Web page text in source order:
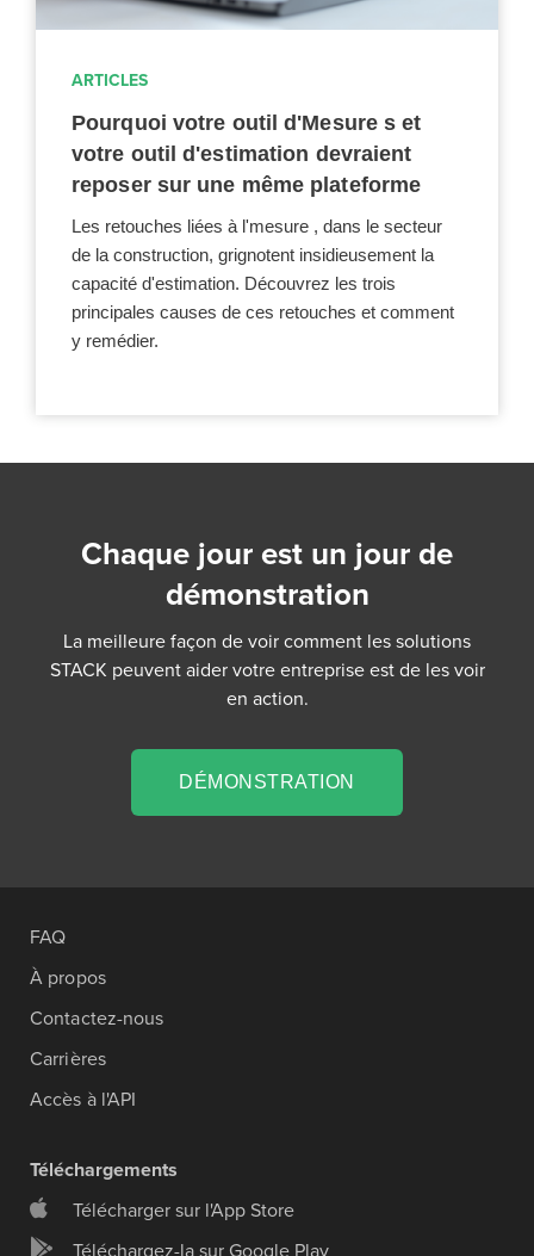
ARTICLES
Pourquoi votre outil d'Mesure s et
votre outil d'estimation devraient
reposer sur une même plateforme
Les retouches liées à l'mesure , dans le secteur
de la construction, grignotent insidieusement la
capacité d'estimation. Découvrez les trois
principales causes de ces retouches et comment
y remédier.
Chaque jour est un jour de
démonstration
La meilleure façon de voir comment les solutions
STACK peuvent aider votre entreprise est de les voir
en action.
DÉMONSTRATION
FAQ
À propos
Contactez-nous
Carrières
Accès à l'API
Téléchargements
Télécharger sur l'App Store
Téléchargez-la sur Google Play